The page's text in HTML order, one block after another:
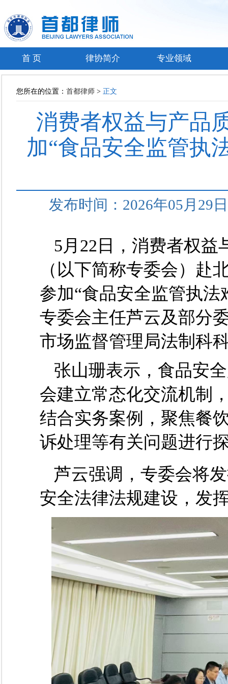
首 页 律协简介 专业领域
您所在的位置： 首都律师 > 正文
消费者权益与产品
加“食品安全监管执
发布时间：2026年05月
5月22日，消费者权
（ 以下简称专委会） 赴
参加“食品安全监管执法
专委会主任芦云及部分
市场监督管理局法制科
张山珊表示，食品安
会建立常态化交流机制
结合实务案例， 聚焦餐
诉处理等有关问题进行
芦云强调 ， 专委会将
安全法律法规建设，发